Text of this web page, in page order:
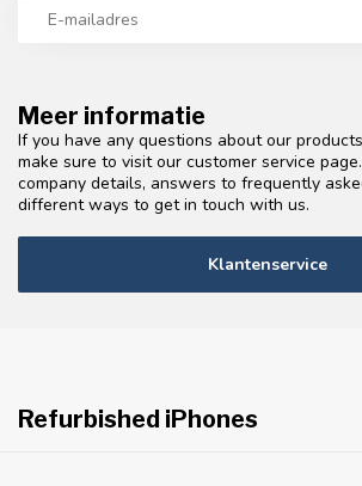
Meer informatie
If you have any questions about our
make sure to visit our customer service
company details, answers to frequently
different ways to get in touch with us.
Klantenservice
Refurbished iPhones